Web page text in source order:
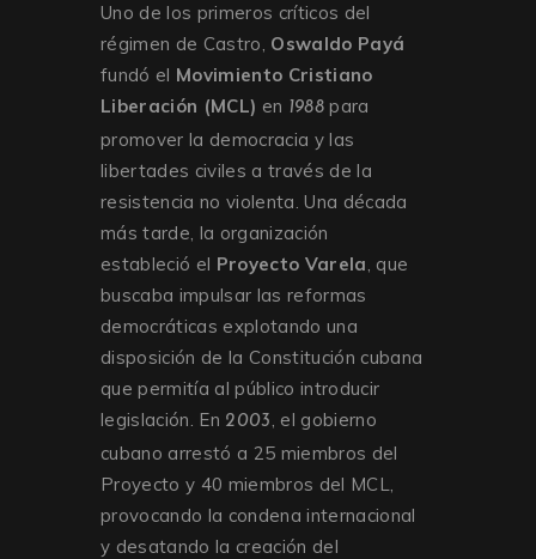
Uno de los primeros críticos del
régimen de Castro, Oswaldo Payá
fundó el Movimiento Cristiano
Liberación (MCL) en 1988para
promover la democracia y las
libertades civiles a través de la
resistencia no violenta. Una década
más tarde, la organización
estableció el Proyecto Varela, que
buscaba impulsar las reformas
democráticas explotando una
disposición de la Constitución cubana
que permitía al público introducir
legislación. En 2003, el gobierno
cubano arrestó a 25 miembros del
Proyecto y 40 miembros del MCL,
provocando la condena internacional
y desatando la creación del